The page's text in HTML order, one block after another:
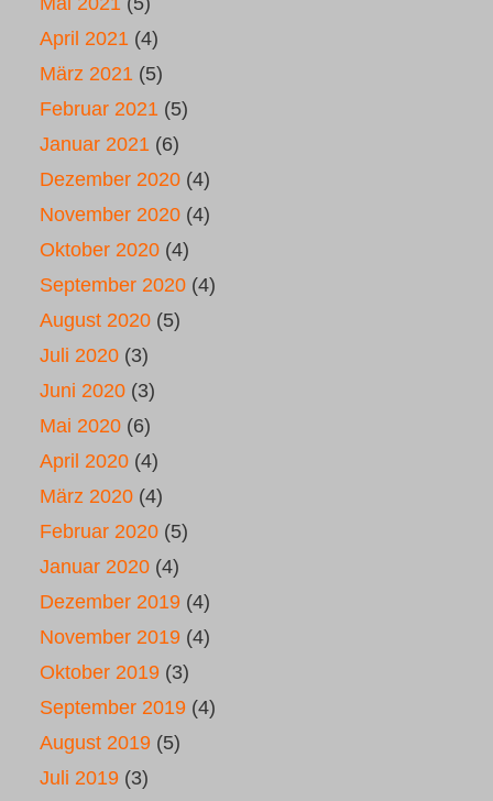
April 2021 (4)
März 2021 (5)
Februar 2021 (5)
Januar 2021 (6)
Dezember 2020 (4)
November 2020 (4)
Oktober 2020 (4)
September 2020 (4)
August 2020 (5)
Juli 2020 (3)
Juni 2020 (3)
Mai 2020 (6)
April 2020 (4)
März 2020 (4)
Februar 2020 (5)
Januar 2020 (4)
Dezember 2019 (4)
November 2019 (4)
Oktober 2019 (3)
September 2019 (4)
August 2019 (5)
Juli 2019 (3)